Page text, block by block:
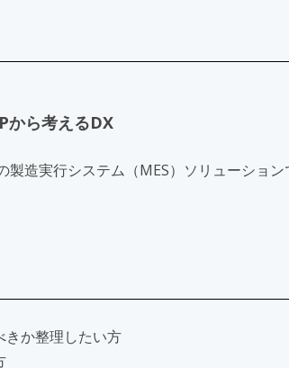
から考えるDX
造実行システム（MES）ソリューショ
きか整理したい方